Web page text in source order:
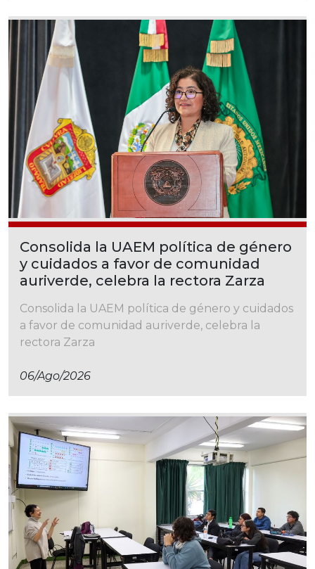
Consolida la UAEM política de género
y cuidados a favor de comunidad
auriverde, celebra la rectora Zarza
Consolida la UAEM política de género y cuidados
a favor de comunidad auriverde, celebra la
rectora Zarza
06/ago/2026